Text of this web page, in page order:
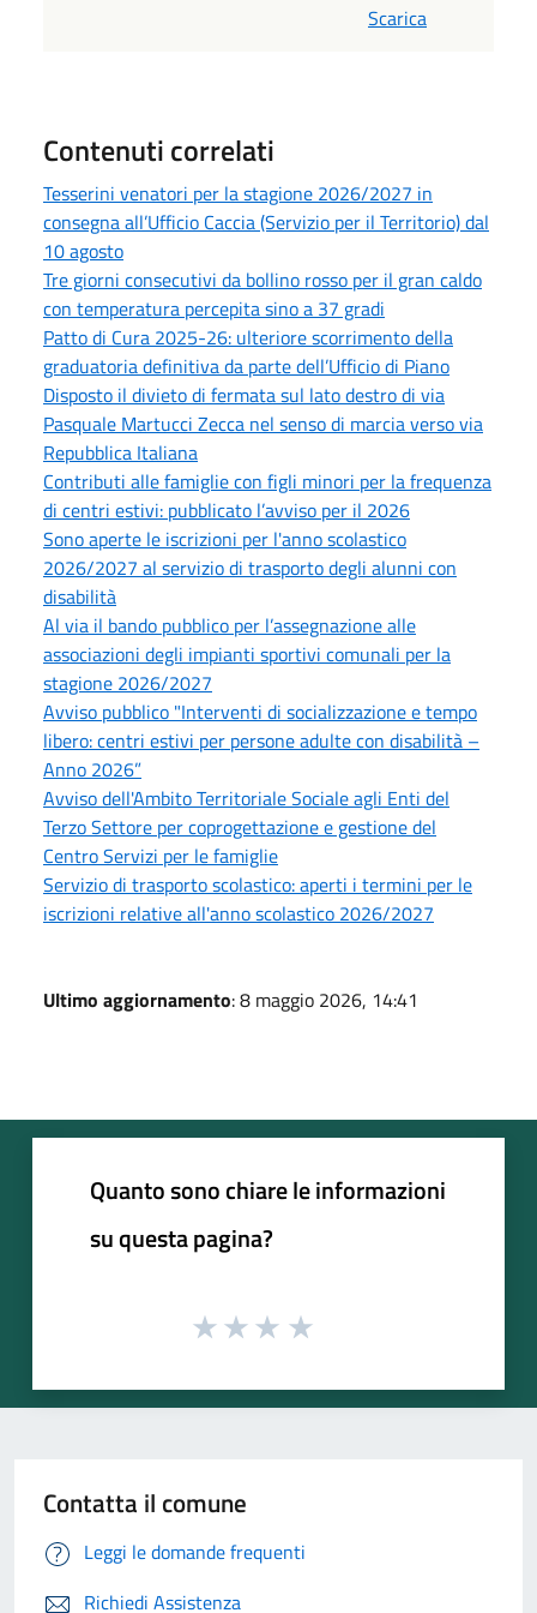
Scarica
Contenuti correlati
Tesserini venatori per la stagione 2026/2027 in
consegna all’Ufficio Caccia (Servizio per il Territorio) dal
10 agosto
Tre giorni consecutivi da bollino rosso per il gran caldo
con temperatura percepita sino a 37 gradi
Patto di Cura 2025-26: ulteriore scorrimento della
graduatoria definitiva da parte dell’Ufficio di Piano
Disposto il divieto di fermata sul lato destro di via
Pasquale Martucci Zecca nel senso di marcia verso via
Repubblica Italiana
Contributi alle famiglie con figli minori per la frequenza
di centri estivi: pubblicato l’avviso per il 2026
Sono aperte le iscrizioni per l'anno scolastico
2026/2027 al servizio di trasporto degli alunni con
disabilità
Al via il bando pubblico per l’assegnazione alle
associazioni degli impianti sportivi comunali per la
stagione 2026/2027
Avviso pubblico "Interventi di socializzazione e tempo
libero: centri estivi per persone adulte con disabilità –
Anno 2026”
Avviso dell'Ambito Territoriale Sociale agli Enti del
Terzo Settore per coprogettazione e gestione del
Centro Servizi per le famiglie
Servizio di trasporto scolastico: aperti i termini per le
iscrizioni relative all'anno scolastico 2026/2027
Ultimo aggiornamento: 8 maggio 2026, 14:41
Quanto sono chiare le informazioni
su questa pagina?
Contatta il comune
Leggi le domande frequenti
Richiedi Assistenza